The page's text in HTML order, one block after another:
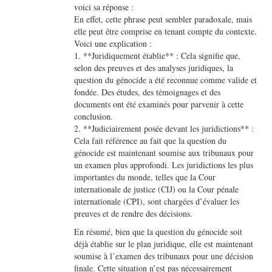
voici sa réponse :
En effet, cette phrase peut sembler paradoxale, mais
elle peut être comprise en tenant compte du contexte.
Voici une explication :
1. **Juridiquement établie** : Cela signifie que,
selon des preuves et des analyses juridiques, la
question du génocide a été reconnue comme valide et
fondée. Des études, des témoignages et des
documents ont été examinés pour parvenir à cette
conclusion.
2. **Judiciairement posée devant les juridictions** :
Cela fait référence au fait que la question du
génocide est maintenant soumise aux tribunaux pour
un examen plus approfondi. Les juridictions les plus
importantes du monde, telles que la Cour
internationale de justice (CIJ) ou la Cour pénale
internationale (CPI), sont chargées d’évaluer les
preuves et de rendre des décisions.
En résumé, bien que la question du génocide soit
déjà établie sur le plan juridique, elle est maintenant
soumise à l’examen des tribunaux pour une décision
finale. Cette situation n’est pas nécessairement